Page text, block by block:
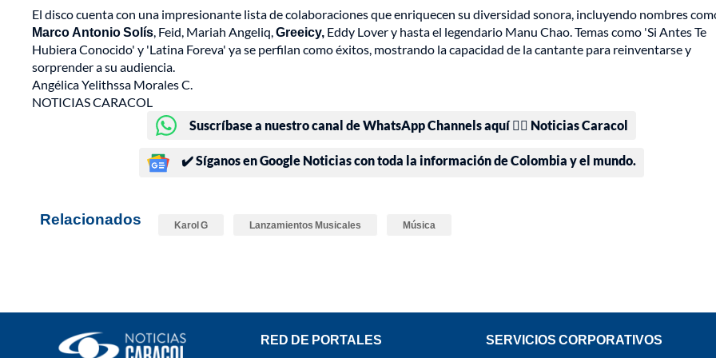
El disco cuenta con una impresionante lista de colaboraciones que enriquecen su diversidad sonora, incluyendo nombres
Marco Antonio Solís, Feid, Mariah Angeliq,Greeicy, Eddy Lover y hasta el legendario Manu Chao. Temas como 'Si Antes Te
Hubiera Conocido' y 'Latina Foreva' ya se perfilan como éxitos, mostrando la capacidad de la cantante para reinventarse y
sorprender a su audiencia.
Angélica Yelithssa Morales C.
NOTICIAS CARACOL
Suscríbase a nuestro canal de WhatsApp Channels aquí 👉🏻 Noticias Caracol
✔️ Síganos en Google Noticias con toda la información de Colombia y el mundo.
Relacionados Karol G Lanzamientos Musicales Música
RED DE PORTALES SERVICIOS CORPORATIVOS